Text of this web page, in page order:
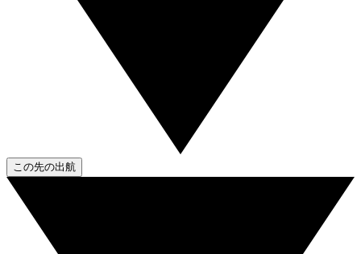
この先の出航